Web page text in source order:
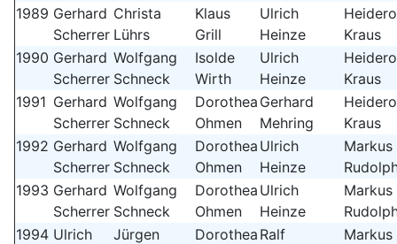
1989 Gerhard
Scherrer
Christa
Lührs
Klaus
Grill
Ulrich
Heinze
Kraus
1990 Gerhard
Scherrer
Wolfgang
Schneck
Isolde
Wirth
Ulrich
Heinze
Kraus
1991 Gerhard
Scherrer
Wolfgang
Schneck
Dorothea
Ohmen
Gerhard
Mehring
Kraus
1992 Gerhard
Scherrer
Wolfgang
Schneck
Dorothea
Ohmen
Ulrich
Heinze
Markus
1993 Gerhard
Scherrer
Wolfgang
Schneck
Dorothea
Ohmen
Ulrich
Heinze
Markus
1994 Ulrich
Jürgen
Dorothea Ralf
Markus